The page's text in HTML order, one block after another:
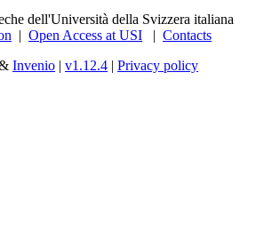
dell'Università della Svizzera italiana
| Open Access at USI | Contacts
Invenio | v1.12.4 | Privacy policy